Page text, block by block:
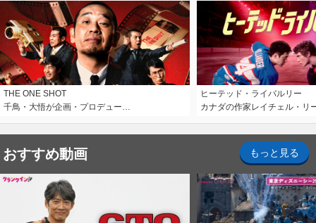
THE ONE SHOT
千鳥・大悟が企画・プロデュー…
ヒーテッド・ライバルリー
カナダの作家レイチェル・リ
おすすめ動画 もっと見る